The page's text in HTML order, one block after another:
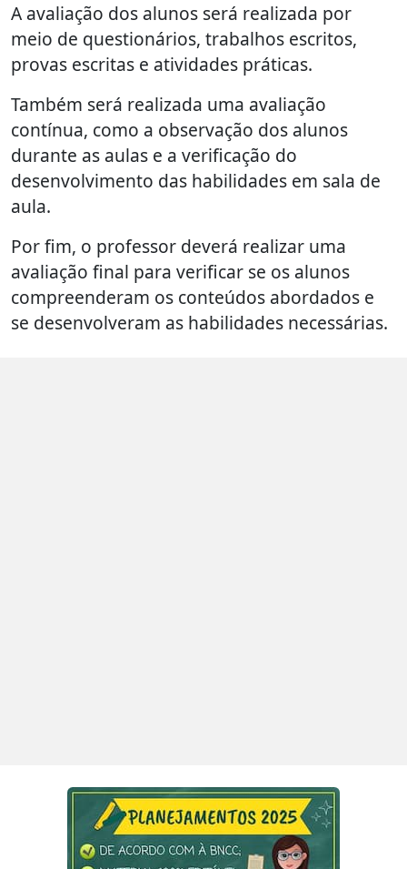
A avaliação dos alunos será realizada por
meio de questionários, trabalhos escritos,
provas escritas e atividades práticas.
Também será realizada uma avaliação
contínua, como a observação dos alunos
durante as aulas e a verificação do
desenvolvimento das habilidades em sala de
aula.
Por fim, o professor deverá realizar uma
avaliação final para verificar se os alunos
compreenderam os conteúdos abordados e
se desenvolveram as habilidades necessárias.